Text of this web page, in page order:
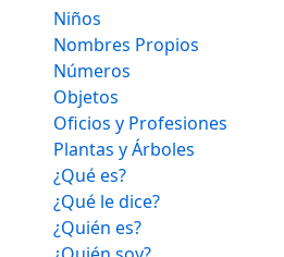
Niños
Nombres Propios
Números
Objetos
Oficios y Profesiones
Plantas y Árboles
¿Qué es?
¿Qué le dice?
¿Quién es?